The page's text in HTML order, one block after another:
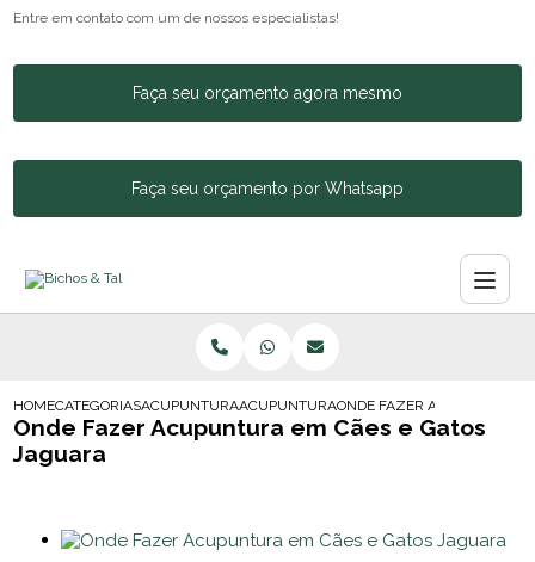
Entre em contato com um de nossos especialistas!
Faça seu orçamento agora mesmo
Faça seu orçamento por Whatsapp
HOMECATEGORIASACUPUNTURA ANIMALACUPUNTURA EM GATOSONDE FAZER ACUPUNTURA
Onde Fazer Acupuntura em Cães e Gatos
Jaguara